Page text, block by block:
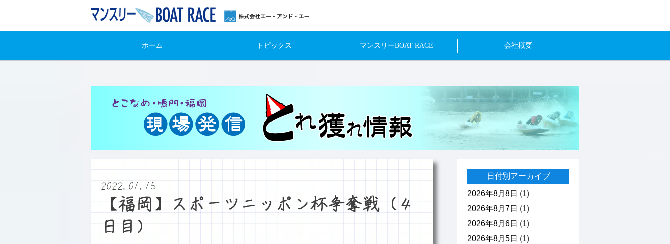
ホーム トピックス マンスリーBOAT RACE 会社概要
2022.01.15
【福岡】スポーツニッポン杯争奪戦（４
日目）
日付別アーカイブ
2026年8月8日 (1)
2026年8月7日 (1)
2026年8月6日 (1)
2026年8月5日 (1)